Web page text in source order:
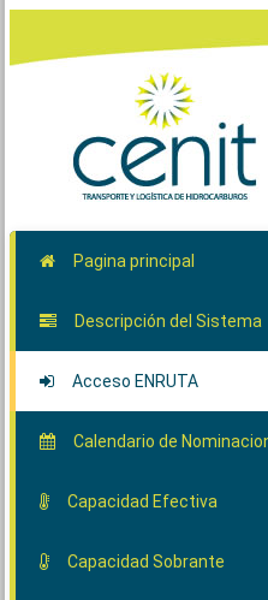
Pagina principal
Descripción del Sistema
Acceso ENRUTA
Calendario de
Capacidad Efectiva
Capacidad Sobrante